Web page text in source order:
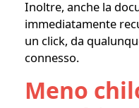
Inoltre, anche la
immediatamente
un click, da
connesso.
Meno